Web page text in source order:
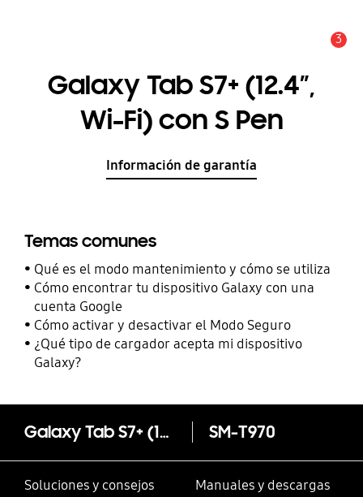
3
Galaxy Tab S7+ (12.4”,
Wi-Fi) con S Pen
Información de garantía
Temas comunes
Qué es el modo mantenimiento y cómo se utiliza
Cómo encontrar tu dispositivo Galaxy con una
cuenta Google
Cómo activar y desactivar el Modo Seguro
¿Qué tipo de cargador acepta mi dispositivo
Galaxy?
Galaxy Tab S7+ (12.4”, Wi-Fi) con S Pen SM-T970
Soluciones y consejos Manuales y descargas